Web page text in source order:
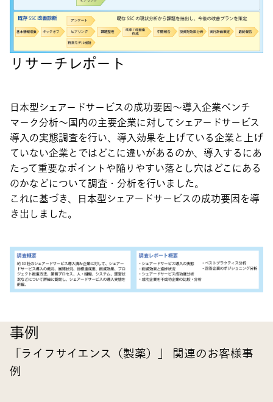
リサーチレポート
日本型シェアードサービスの成功要因～導入企業ベンチ
マーク分析～国内の主要企業に対してシェアードサービス
導入の実態調査を行い、導入効果を上げている企業と上げ
ていない企業とではどこに違いがあるのか、導入するにあ
たって重要なポイントや陥りやすい落とし穴はどこにある
のかなどについて調査・分析を行いました。
これに基づき、日本型シェアードサービスの成功要因を導
き出しました。
事例
「ライフサイエンス（製薬）」 関連のお客様事
例